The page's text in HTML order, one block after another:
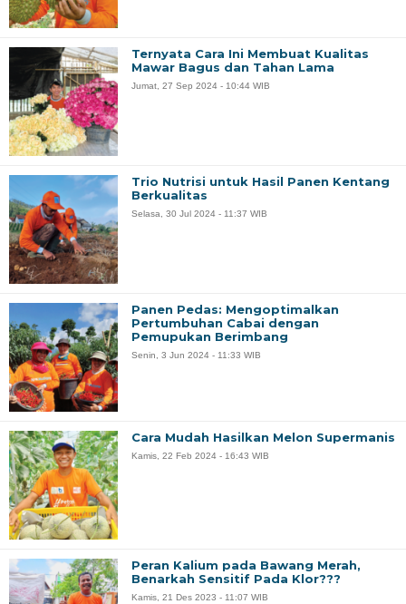
Ternyata Cara Ini Membuat Kualitas
Mawar Bagus dan Tahan Lama
Jumat, 27 Sep 2024 - 10:44 WIB
Trio Nutrisi untuk Hasil Panen Kentang
Berkualitas
Selasa, 30 Jul 2024 - 11:37 WIB
Panen Pedas: Mengoptimalkan
Pertumbuhan Cabai dengan
Pemupukan Berimbang
Senin, 3 Jun 2024 - 11:33 WIB
Cara Mudah Hasilkan Melon Supermanis
Kamis, 22 Feb 2024 - 16:43 WIB
Peran Kalium pada Bawang Merah,
Benarkah Sensitif Pada Klor???
Kamis, 21 Des 2023 - 11:07 WIB